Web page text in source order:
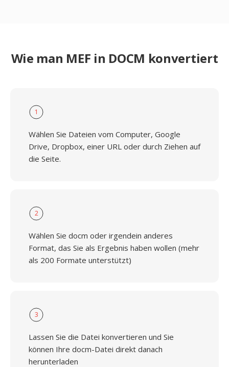
Wie man MEF in DOCM konvertiert
1
Wählen Sie Dateien vom Computer, Google
Drive, Dropbox, einer URL oder durch Ziehen auf
die Seite.
2
Wählen Sie docm oder irgendein anderes
Format, das Sie als Ergebnis haben wollen (mehr
als 200 Formate unterstützt)
3
Lassen Sie die Datei konvertieren und Sie
können Ihre docm-Datei direkt danach
herunterladen